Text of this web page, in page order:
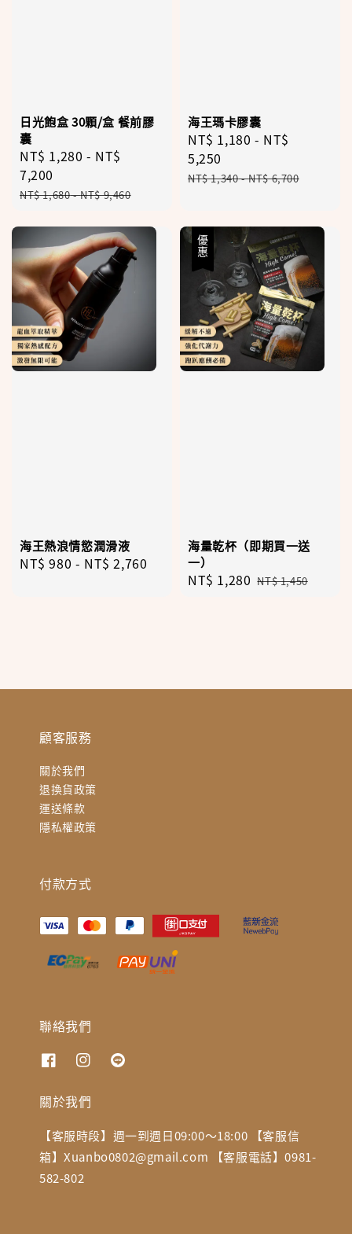
日光飽盒 30顆/盒 餐前膠
囊
Sale
price
NT$ 1,280 - NT$
7,200
Regular
NT$ 1,680-NT$ 9,460
海王瑪卡膠囊
Sale
price
NT$ 1,180 - NT$
5,250
Regular
NT$ 1,340-NT$ 6,700
海王熱浪情慾潤滑液
Regular
NT$ 980 - NT$ 2,760
優惠
海量乾杯（即期買一送
一）
Sale
NT$ 1,280 Regular
NT$ 1,450
顧客服務
關於我們
退換貨政策
運送條款
隱私權政策
付款方式
聯絡我們
關於我們
【客服時段】週一到週日09:00～18:00 【客服信
箱】Xuanbo0802@gmail.com 【客服電話】0981-
582-802